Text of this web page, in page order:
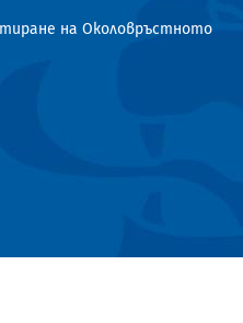
на Околовръстното